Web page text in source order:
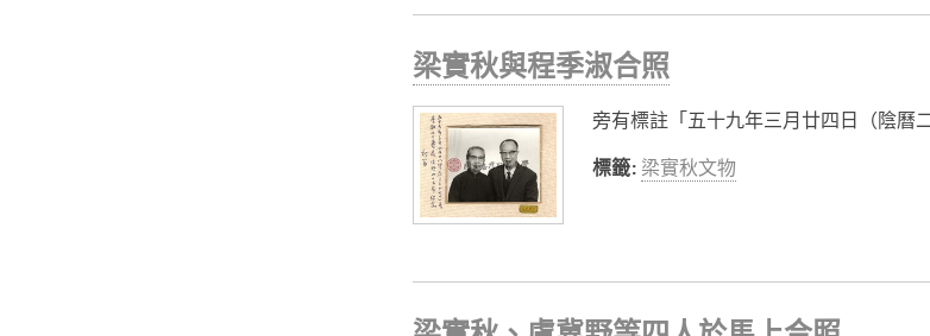
梁實秋與程季淑合照
旁有標註「五十九年三月廿四日（陰曆
標籤: 梁實秋文物